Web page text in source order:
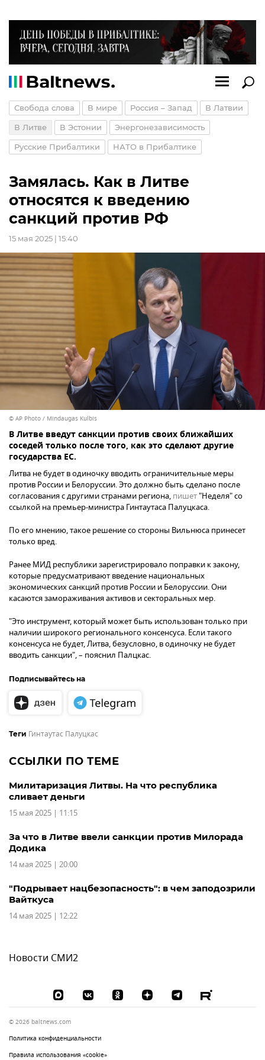
Свобода слова В мире Россия – Запад В Латвии
В Литве В Эстонии Энергонезависимость
Русские Прибалтики НАТО в Прибалтике
Замялась. Как в Литве
относятся к введению
санкций против РФ
15 мая 2025 | 15:40
© AP Photo / Mindaugas Kulbis
В Литве введут санкции против своих ближайших
соседей только после того, как это сделают другие
государства ЕС.
Литва не будет в одиночку вводить ограничительные меры
против России и Белоруссии. Это должно быть сделано после
согласования с другими странами региона, пишет"Неделя" со
ссылкой на премьер-министра Гинтаутаса Палуцкаса.
По его мнению, такое решение со стороны Вильнюса принесет
только вред.
Ранее МИД республики зарегистрировало поправки к закону,
которые предусматривают введение национальных
экономических санкций против России и Белоруссии. Они
касаются замораживания активов и секторальных мер.
"Это инструмент, который может быть использован только при
наличии широкого регионального консенсуса. Если такого
консенсуса не будет, Литва, безусловно, в одиночку не будет
вводить санкции", – пояснил Палцкас.
Подписывайтесь на
Теги Гинтаутас Палуцкас
ССЫЛКИ ПО ТЕМЕ
Милитаризация Литвы. На что республика
сливает деньги
15 мая 2025 | 11:15
За что в Литве ввели санкции против Милорада
Додика
14 мая 2025 | 20:00
"Подрывает нацбезопасность": в чем заподозрили
Вайткуса
14 мая 2025 | 12:22
Новости СМИ2
© 2026 baltnews.com
Политика конфиденциальности
Правила использования «cookie»